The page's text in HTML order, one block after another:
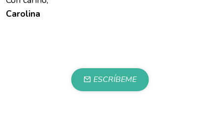
Carolina
ESCRÍBEME